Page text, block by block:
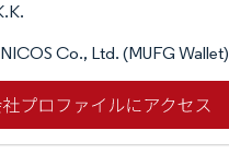
Co., Ltd. (MUFG Wallet)